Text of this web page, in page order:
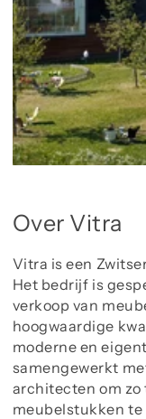
Over Vitra
Vitra is een
Het bedrijf is
verkoop van
hoogwaardige
moderne en
samengewerkt
architecten om
meubelstukken te